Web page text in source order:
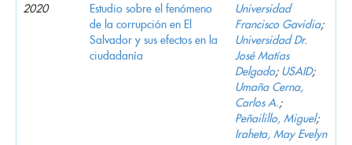
2020
Estudio sobre el fenómeno
de la corrupción en El
Salvador y sus efectos en la
ciudadanía
Universidad
Francisco Gavidia;
Universidad Dr.
José Matías
Delgado; USAID;
Umaña Cerna,
Carlos A.;
Peñailillo, Miguel;
Iraheta, May Evelyn